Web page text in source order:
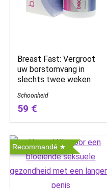
Breast Fast: Vergroot
uw borstomvang in
slechts twee weken
Schoonheid
59 €
Recommandé